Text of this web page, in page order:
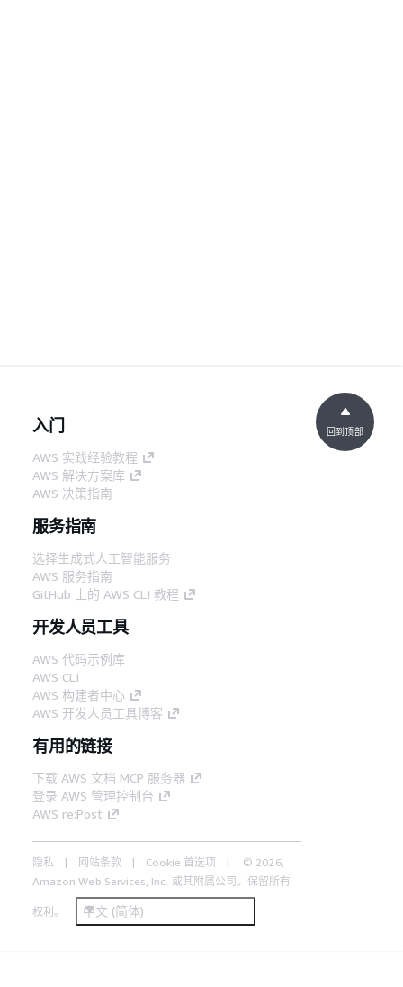
入门
AWS 实践经验教程
AWS 解决方案库
AWS 决策指南
服务指南
选择生成式人工智能服务
AWS 服务指南
GitHub 上的 AWS CLI 教程
开发人员工具
AWS 代码示例库
AWS CLI
AWS 构建者中心
AWS 开发人员工具博客
有用的链接
下载 AWS 文档 MCP 服务器
登录 AWS 管理控制台
AWS re:Post
隐私 网站条款 Cookie 首选项
© 2026,
Amazon Web Services, Inc. 或其附属公司。保留所有
权利。 中文 (简体)
回到顶部